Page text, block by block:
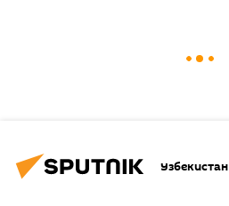
Узбекистан